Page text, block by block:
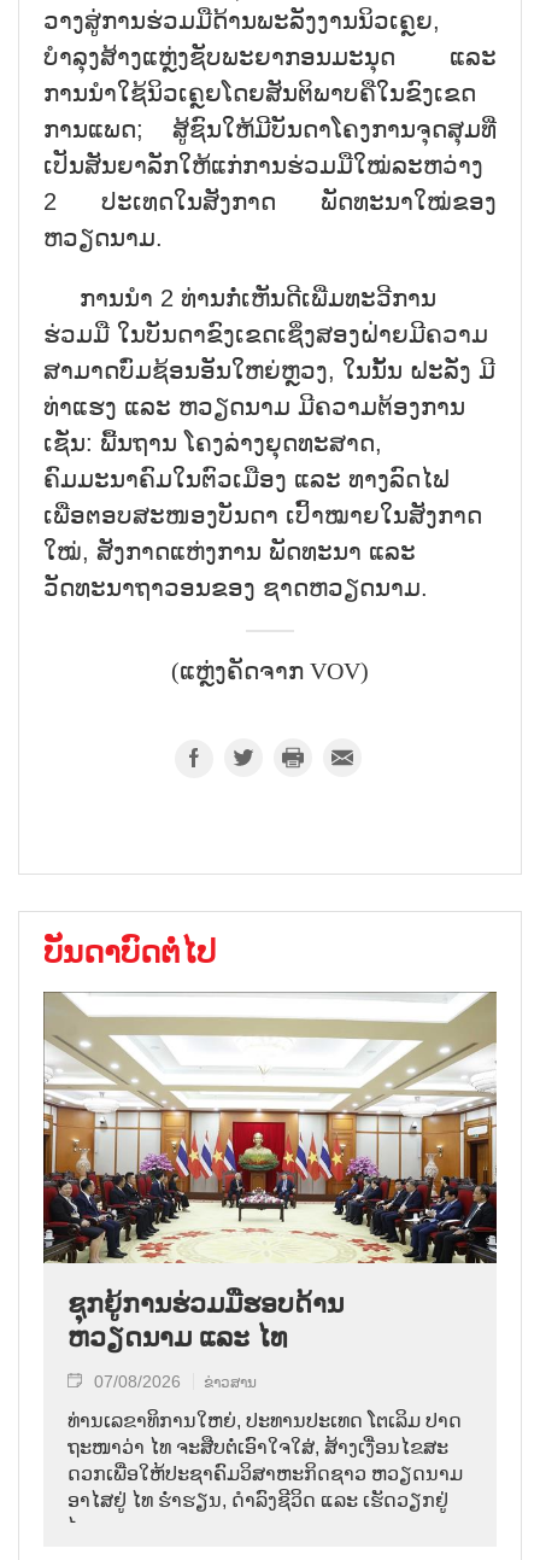
ວາງສູ່ການຮ່ວມມືດ້ານພະລັງງານນິວເຄຼຍ,
ບຳລຸງສ້າງແຫຼ່ງຊັບພະຍາກອນມະນຸດ ແລະ
ການນຳໃຊ້ນິວເຄຼຍໂດຍສັນຕິພາບຄືໃນຂົງເຂດ
ການແພດ; ສູ້ຊົນໃຫ້ມີບັນດາໂຄງການຈຸດສຸມທີ່
ເປັນສັນຍາລັກໃຫ້ແກ່ການຮ່ວມມືໃໝ່ລະຫວ່າງ
2 ປະເທດໃນສັງກາດ ພັດທະນາໃໝ່ຂອງ
ຫວຽດນາມ.
ການນຳ 2 ທ່ານກໍ່ເຫັນດີເພີ່ມທະວີການ
ຮ່ວມມື ໃນບັນດາຂົງເຂດເຊິ່ງສອງຝ່າຍມີຄວາມ
ສາມາດບົ່ມຊ້ອນອັນໃຫຍ່ຫຼວງ, ໃນນັ້ນ ຝະລັ່ງ ມີ
ທ່າແຮງ ແລະ ຫວຽດນາມ ມີຄວາມຕ້ອງການ
ເຊັ່ນ: ພື້ນຖານ ໂຄງລ່າງຍຸດທະສາດ,
ຄົມມະນາຄົມໃນຕົວເມືອງ ແລະ ທາງລົດໄຟ
ເພື່ອຕອບສະໜອງບັນດາ ເປົ້າໝາຍໃນສັງກາດ
ໃໝ່, ສັງກາດແຫ່ງການ ພັດທະນາ ແລະ
ວັດທະນາຖາວອນຂອງ ຊາດຫວຽດນາມ.
(ແຫຼ່ງຄັດຈາກ VOV)
ບັນດາບົດຕໍ່ໄປ
ຊຸກຍູ້ການຮ່ວມມືຮອບດ້ານ
ຫວຽດນາມ ແລະ ໄທ
07/08/2026 ຂ່າວສານ
ທ່ານ​ເລ​ຂາ​ທິ​ການ​ໃຫຍ່, ປະ​ທານ​ປະ​ເທດ ໂຕ​ເລິມ ປາດ​
ຖະ​ໜາ​ວ່າ ໄທ​ ຈະ​ສືບ​ຕໍ່​ເອົາ​ໃຈ​ໃສ່, ສ້າງ​ເງື່ອນ​ໄຂ​ສະ​
ດວກ​ເພື່ອ​ໃຫ້​ປະ​ຊາ​ຄົມ​ວ​ິ​ສາ​ຫະ​ກິດ​ຊາວ ຫວຽດ​ນາມ
ອາ​ໄສ​ຢູ່ ໄທ ຮ່ຳ​ຮຽນ, ດຳ​ລົງ​ຊີ​ວິດ ແລະ ເຮັດ​ວຽກ​ຢູ່​
ໄທ.